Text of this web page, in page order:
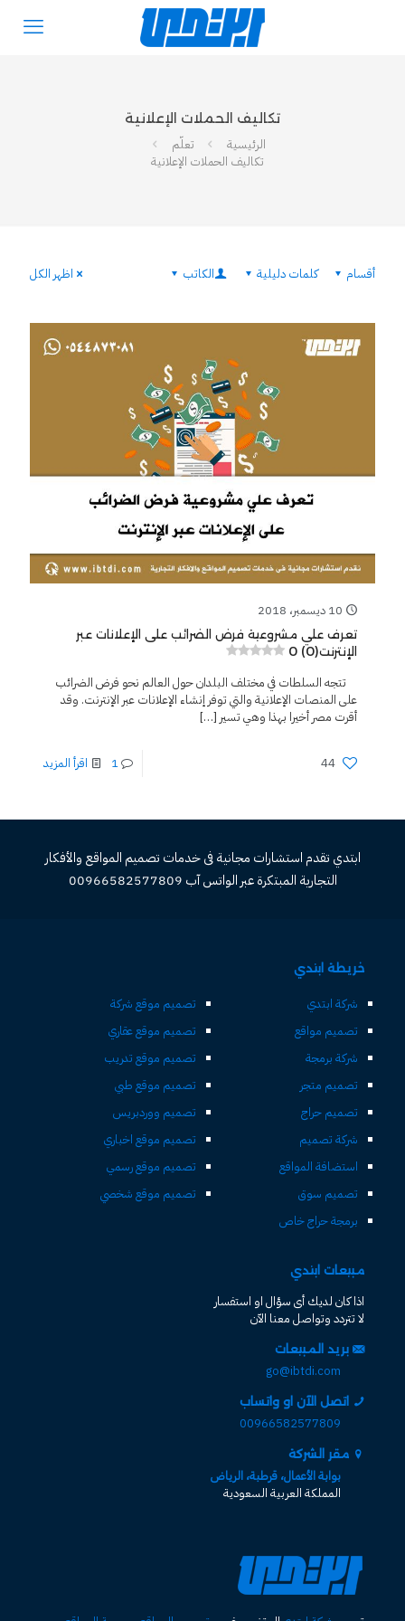
تكاليف الحملات الإعلانية
الرئيسية
تعلّم
تكاليف الحملات الإعلانية
أقسام كلمات دليلية الكاتب اظهر الكل
10 ديسمبر، 2018
تعرف علي مشروعية فرض الضرائب على الإعلانات عبر
الإنترنت0 (0)
تتجه السلطات في مختلف البلدان حول العالم نحو فرض الضرائب
على المنصات الإعلانية والتي توفر إنشاء الإعلانات عبر الإنترنت. وقد
أقرت مصر أخيرا بهذا وهي تسير […]
44
1 اقرأ المزيد
ابتدي تقدم استشارات مجانية فى خدمات تصميم المواقع والأفكار
التجارية المبتكرة عبر الواتس آب 00966582577809
خريطة ابتدي
شركة ابتدي
تصميم مواقع
شركة برمجة
تصميم متجر
تصميم حراج
شركة تصميم
استضافة المواقع
تصميم سوق
برمجة حراج خاص
تصميم موقع شركة
تصميم موقع عقاري
تصميم موقع تدريب
تصميم موقع طبي
تصميم ووردبريس
تصميم موقع اخباري
تصميم موقع رسمي
تصميم موقع شخصي
مبيعات ابتدي
اذا كان لديك أى سؤال او استفسار
لا تتردد وتواصل معنا الآن
بريد المبيعات
go@ibtdi.com
اتصل الآن او واتساب
00966582577809
مقر الشركة
بوابة الأعمال، قرطبة، الرياض
المملكة العربية السعودية